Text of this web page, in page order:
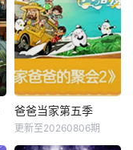
爸爸当家第五季
更新至20260806期